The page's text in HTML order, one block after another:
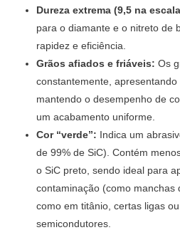
Dureza extrema (9,5 na
para o diamante e o nitreto de
rapidez e eficiência.
Grãos afiados e friáveis: Os
constantemente,
mantendo o desempenho de
um acabamento uniforme.
Cor “verde”: Indica um
de 99% de SiC). Contém
o SiC preto, sendo ideal para
contaminação (como manchas
como em titânio, certas ligas
semicondutores.